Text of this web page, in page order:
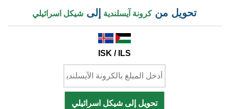
تحويل منكرونة آيسلندية إلى شيكل اسرائيلي
ISK / ILS
تحويل إلى شيكل اسرائيلي